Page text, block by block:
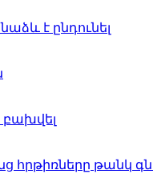
է ընդունել
բախվել
թանկ